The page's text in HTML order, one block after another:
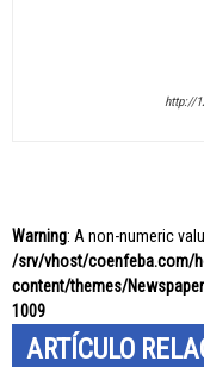
http://
Warning: A non-numeric
/srv/vhost/coenfeba.com/
content/themes/
1009
ARTÍCULO